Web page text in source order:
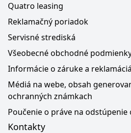
Quatro leasing
Reklamačný poriadok
Servisné strediská
Všeobecné obchodné
Informácie o záruke a
Médiá na webe, obsah
ochranných známkach
Poučenie o práve na odstúpenie
Kontakty